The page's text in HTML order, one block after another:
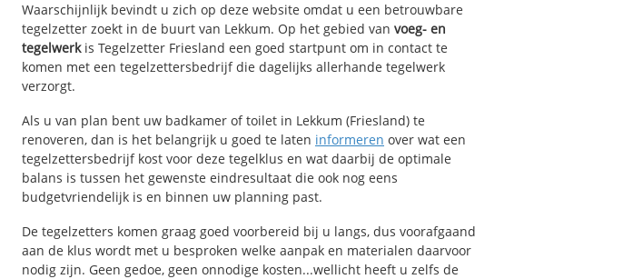
Waarschijnlijk bevindt u zich op deze website omdat u een betrouwbare
tegelzetter zoekt in de buurt van Lekkum. Op het gebied van voeg- en
tegelwerkis Tegelzetter Friesland een goed startpunt om in contact te
komen met een tegelzettersbedrijf die dagelijks allerhande tegelwerk
verzorgt.
Als u van plan bent uw badkamer of toilet in Lekkum (Friesland) te
renoveren, dan is het belangrijk u goed te laten informeren over wat een
tegelzettersbedrijf kost voor deze tegelklus en wat daarbij de optimale
balans is tussen het gewenste eindresultaat die ook nog eens
budgetvriendelijk is en binnen uw planning past.
De tegelzetters komen graag goed voorbereid bij u langs, dus voorafgaand
aan de klus wordt met u besproken welke aanpak en materialen daarvoor
nodig zijn. Geen gedoe, geen onnodige kosten...wellicht heeft u zelfs de